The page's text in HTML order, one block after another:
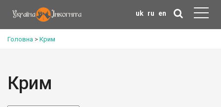
uk ru en
Головна > Крим
Крим